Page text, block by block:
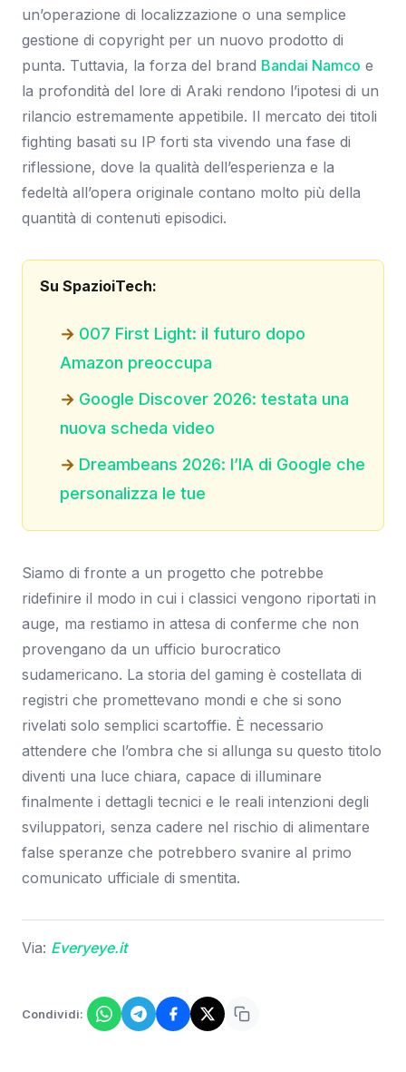
un’operazione di localizzazione o una semplice
gestione di copyright per un nuovo prodotto di
punta. Tuttavia, la forza del brand Bandai Namco e
la profondità del lore di Araki rendono l’ipotesi di un
rilancio estremamente appetibile. Il mercato dei titoli
fighting basati su IP forti sta vivendo una fase di
riflessione, dove la qualità dell’esperienza e la
fedeltà all’opera originale contano molto più della
quantità di contenuti episodici.
Su SpazioiTech:
007 First Light: il futuro dopo
Amazon preoccupa
Google Discover 2026: testata una
nuova scheda video
Dreambeans 2026: l’IA di Google che
personalizza le tue
Siamo di fronte a un progetto che potrebbe
ridefinire il modo in cui i classici vengono riportati in
auge, ma restiamo in attesa di conferme che non
provengano da un ufficio burocratico
sudamericano. La storia del gaming è costellata di
registri che promettevano mondi e che si sono
rivelati solo semplici scartoffie. È necessario
attendere che l’ombra che si allunga su questo titolo
diventi una luce chiara, capace di illuminare
finalmente i dettagli tecnici e le reali intenzioni degli
sviluppatori, senza cadere nel rischio di alimentare
false speranze che potrebbero svanire al primo
comunicato ufficiale di smentita.
Via: Everyeye.it
Condividi: